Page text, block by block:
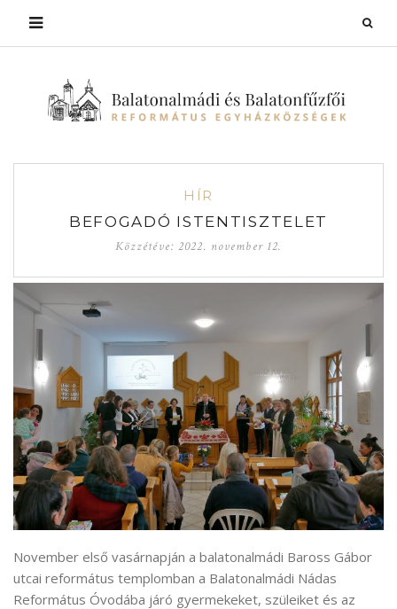
HÍR
BEFOGADÓ ISTENTISZTELET
Közzétéve:2022. november 12.
November első vasárnapján a balatonalmádi Baross Gábor
utcai református templomban a Balatonalmádi Nádas
Református Óvodába járó gyermekeket, szüleiket és az